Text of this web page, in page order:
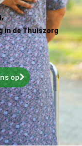
in de Thuiszorg
op